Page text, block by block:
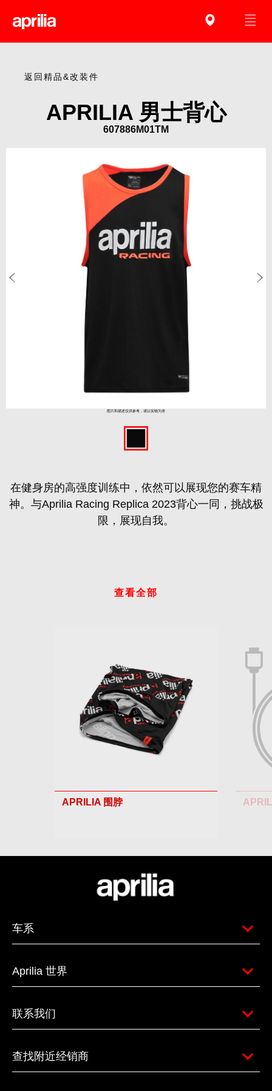
返回精品&改装件
APRILIA 男士背心
607886M01TM
图片和描述仅供参考，请以实物为准
在健身房的高强度训练中，依然可以展现您的赛车精
神。与Aprilia Racing Replica 2023背心一同，挑战极
限，展现自我。
查看全部
APRILIA 围脖
车系
Aprilia 世界
联系我们
查找附近经销商